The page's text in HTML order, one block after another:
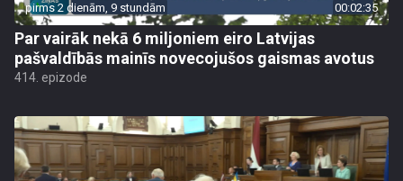
pirms 2 dienām, 9 stundām 00:02:35
Par vairāk nekā 6 miljoniem eiro Latvijas
pašvaldībās mainīs novecojušos gaismas avotus
414. epizode